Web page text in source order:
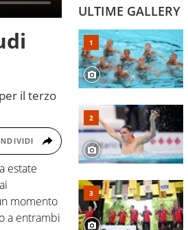
il terzo
estate
momento
a entrambi
ULTIME GALLERY